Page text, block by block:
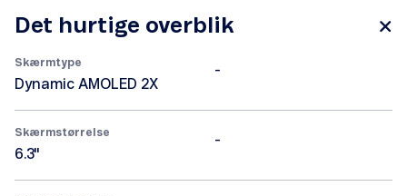
Det hurtige overblik
Skærmtype
Dynamic AMOLED 2X
-
Skærmstørrelse
6.3"
-